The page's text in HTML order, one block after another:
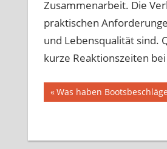
Zusammenarbeit. Die
praktischen
und Lebensqualität sind.
kurze Reaktionszeiten
Vorheriger
Was haben